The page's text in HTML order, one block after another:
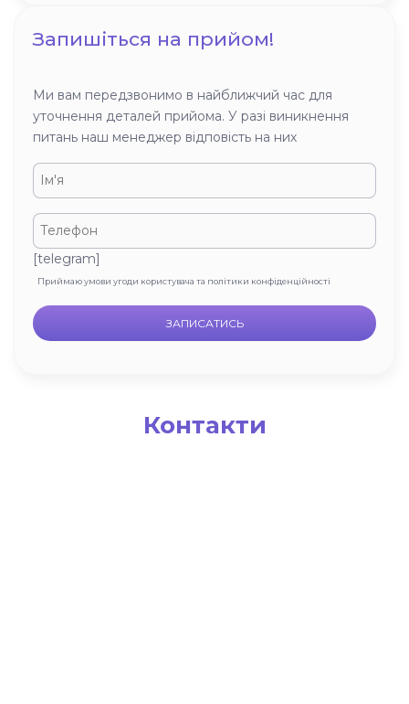
Запишіться на прийом!
Ми вам передзвонимо в найближчий час для
уточнення деталей прийома. У разі виникнення
питань наш менеджер відповість на них
[telegram]
Приймаю умови угоди користувача та політики конфіденційності
Контакти